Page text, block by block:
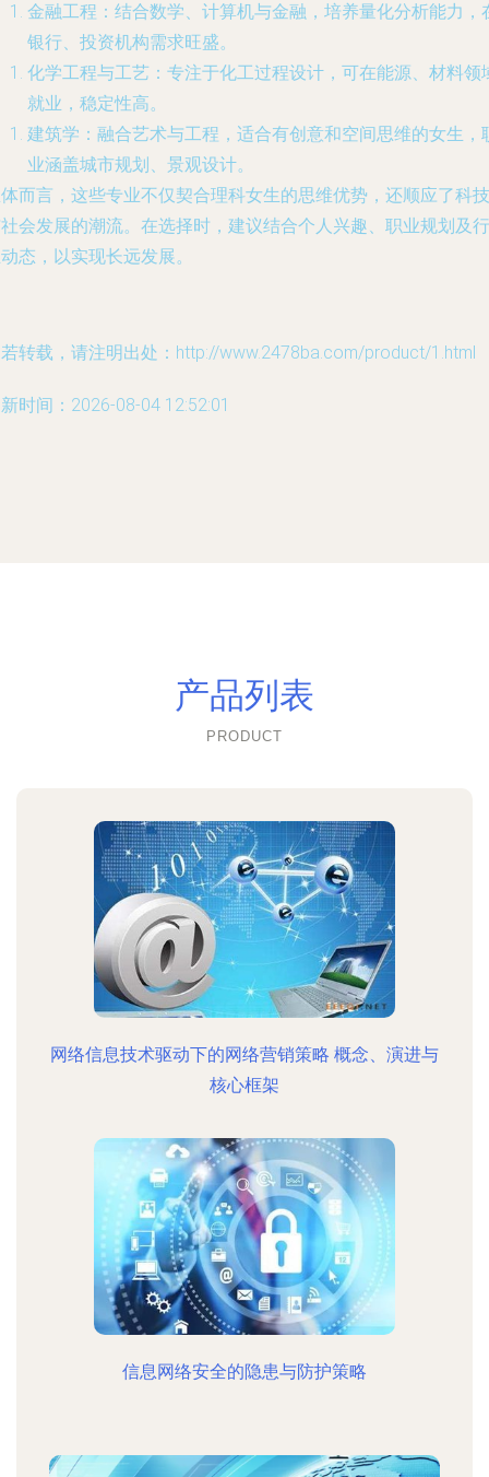
金融工程 ：结合数学、计算机与金融，培养量化分析能力，
银行、投资机构需求旺盛。
化学工程与工艺 ：专注于化工过程设计，可在能源、材料领
就业，稳定性高。
建筑学 ：融合艺术与工程，适合有创意和空间思维的女生，
业涵盖城市规划、景观设计。
而言，这些专业不仅契合理科女生的思维优势，还顺应了科技
会发展的潮流。在选择时，建议结合个人兴趣、职业规划及行
态，以实现长远发展。
转载，请注明出处：http://www.2478ba.com/product/1.html
时间：2026-08-04 12:52:01
产品列表
PRODUCT
网络信息技术驱动下的网络营销策略 概念、演进与
核心框架
信息网络安全的隐患与防护策略